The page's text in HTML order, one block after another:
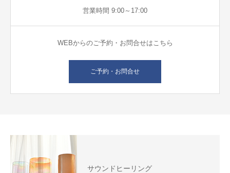
営業時間 9:00～17:00
WEBからのご予約・お問合せはこちら
ご予約・お問合せ
サウンドヒーリング